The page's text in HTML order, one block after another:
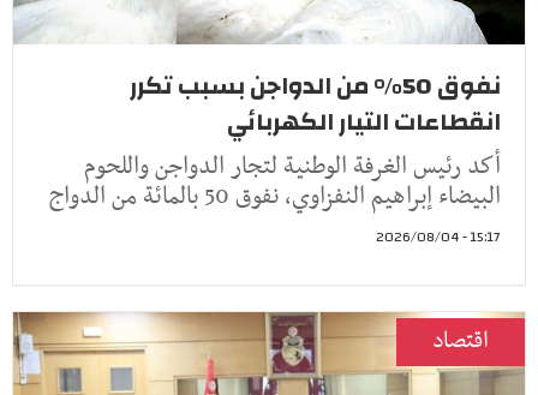
نفوق 50% من الدواجن بسبب تكرر
انقطاعات التيار الكهربائي
أكد رئيس الغرفة الوطنية لتجار الدواجن واللحوم
البيضاء إبراهيم النفزاوي، نفوق 50 بالمائة من الدواج
15:17 - 2026/08/04
اقتصاد